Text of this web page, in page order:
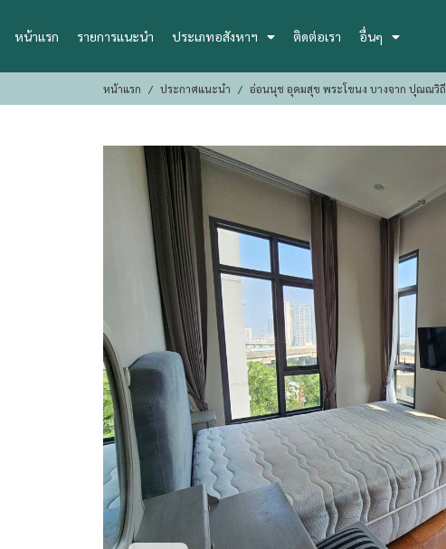
หน้าแรก รายการแนะนำ ประเภทอสังหาฯ ติดต่อเรา อื่นๆ
หน้าแรก ประกาศแนะนำ อ่อนนุช อุดมสุข พระโขนง บางจาก ปุณณวิถี